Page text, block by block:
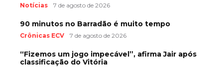
Notícias 7 de agosto de 2026
90 minutos no Barradão é muito tempo
Crônicas ECV 7 de agosto de 2026
“Fizemos um jogo impecável”, afirma Jair após
classificação do Vitória